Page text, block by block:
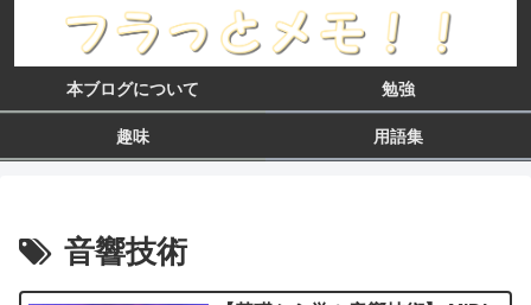
本ブログについて 勉強
趣味 用語集
音響技術